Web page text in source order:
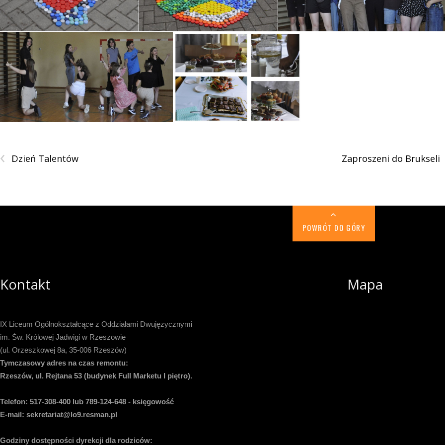
‹ Dzień Talentów Zaproszeni do Brukseli
POWRÓT DO GÓRY
Kontakt
IX Liceum Ogólnokształcące z Oddziałami Dwujęzycznymi
im. Św. Królowej Jadwigi w Rzeszowie
(ul. Orzeszkowej 8a, 35-006 Rzeszów)
Tymczasowy adres na czas remontu:
Rzeszów, ul. Rejtana 53 (budynek Full Marketu I piętro).
Telefon: 517-308-400 lub 789-124-648 - księgowość
E-mail: sekretariat@lo9.resman.pl
Godziny dostępności dyrekcji dla rodziców:
Mapa